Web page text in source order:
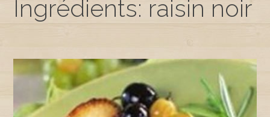
Ingrédients: raisin noir